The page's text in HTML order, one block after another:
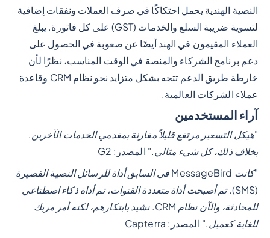
النصية الهندية يحمل احتكاكًا في صرف العملات ونفقات إضافية
لتسوية ضريبة السلع والخدمات (GST) على كل فاتورة. يبلغ
العملاء المقيمون في الهند أيضًا عن صعوبة في الحصول على
دعم برنامج الشركاء والمنصة في الوقت المناسب، نظرًا لأن
خارطة طريق الدعم تتجه بشكل متزايد نحو نظام CRM وقاعدة
عملاء الشركات العالمية.
آراء المستخدمين
"هيكل التسعير مرتفع قليلاً مقارنة بمقدمي الخدمات الآخرين.
بخلاف ذلك، كل شيء مثالي." المصدر: G2
"
كانت MessageBird في السابق أداة للرسائل النصية القصيرة
(SMS). ثم أصبحت أداة متعددة القنوات، ثم أداة ذكاء اصطناعي
للمحادثة، والآن نظام CRM. نشيد بابتكارهم، لكنه أمر مربك
للغاية كعميل." المصدر: Capterra